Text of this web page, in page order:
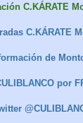
C.KÁRATE
C.KÁRATE
de
por